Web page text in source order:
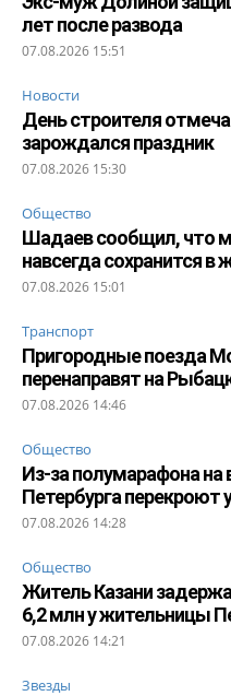
лет после развода
07.08.2026 15:51
Новости
День строителя
зарождался праздник
07.08.2026 15:30
Общество
Шадаев сообщил, что
навсегда сохранится в
07.08.2026 15:01
Транспорт
Пригородные поезда
перенаправят на
07.08.2026 14:46
Общество
Из-за полумарафона
Петербурга перекроют
07.08.2026 14:28
Общество
Житель Казани
6,2 млн у жительницы
07.08.2026 14:21
Звезды